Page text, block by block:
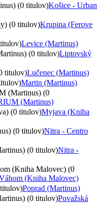
(0 titulov)Košice - Urban
(0 titulov)Krupina (Ferove
Levice (Martinus)
(0 titulov)Liptovský
titulov)Lučenec (Martinus)
Martin (Martinus)
(Martinus) (0
(Martinus)
(0 titulov)Myjava (Kniha
(0 titulov)Nitra - Centro
(0 titulov)Nitra -
(Kniha Malovec) (0
(Kniha Malovec)
Poprad (Martinus)
(0 titulov)Považská